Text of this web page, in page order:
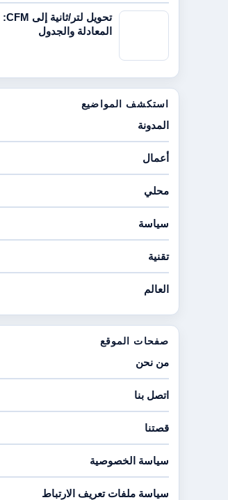
تحويل لتر/ثانية إلى CFM:
المعادلة والجدول
استكشف المواضيع
المدونة
أعمال
محلي
سياسة
تقنية
العالم
صفحات الموقع
من نحن
اتصل بنا
قصتنا
سياسة الخصوصية
سياسة ملفات تعريف الارتباط